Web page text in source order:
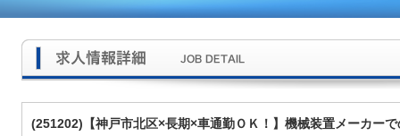
(251202)【神戸市北区×長期×車通勤ＯＫ！】機械装置メーカー